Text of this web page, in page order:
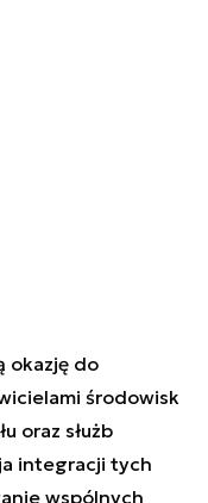
okazję do
środowisk
oraz służb
integracji tych
wspólnych